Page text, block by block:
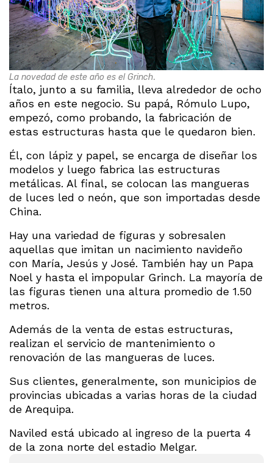
La novedad de este año es el Grinch.
Ítalo, junto a su familia, lleva alrededor de ocho
años en este negocio. Su papá, Rómulo Lupo,
empezó, como probando, la fabricación de
estas estructuras hasta que le quedaron bien.
Él, con lápiz y papel, se encarga de diseñar los
modelos y luego fabrica las estructuras
metálicas. Al final, se colocan las mangueras
de luces led o neón, que son importadas desde
China.
Hay una variedad de figuras y sobresalen
aquellas que imitan un nacimiento navideño
con María, Jesús y José. También hay un Papa
Noel y hasta el impopular Grinch. La mayoría de
las figuras tienen una altura promedio de 1.50
metros.
Además de la venta de estas estructuras,
realizan el servicio de mantenimiento o
renovación de las mangueras de luces.
Sus clientes, generalmente, son municipios de
provincias ubicadas a varias horas de la ciudad
de Arequipa.
Naviled está ubicado al ingreso de la puerta 4
de la zona norte del estadio Melgar.